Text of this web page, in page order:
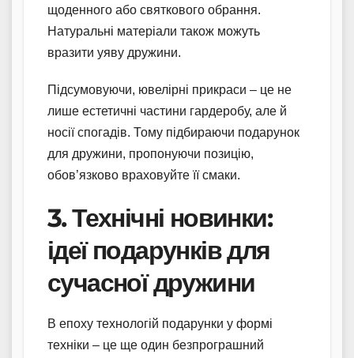
щоденного або святкового обрання.
Натуральні матеріали також можуть
вразити уяву дружини.
Підсумовуючи, ювелірні прикраси – це не
лише естетичні частини гардеробу, але й
носії спогадів. Тому підбираючи подарунок
для дружини, пропонуючи позицію,
обов’язково враховуйте її смаки.
3. Технічні новинки:
ідеї подарунків для
сучасної дружини
В епоху технологій подарунки у формі
техніки – це ще один безпрограшний